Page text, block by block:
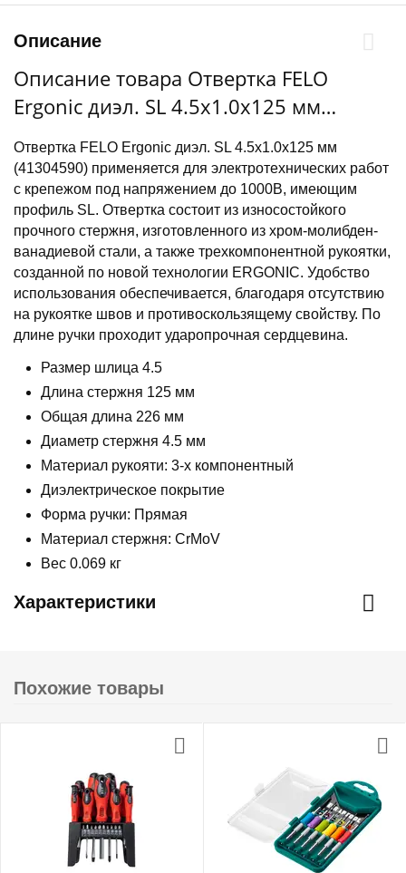
Описание
Описание товара Отвертка FELO
Ergonic диэл. SL 4.5х1.0х125 мм
(41304590)
Отвертка FELO Ergonic диэл. SL 4.5х1.0х125 мм
(41304590) применяется для электротехнических работ
с крепежом под напряжением до 1000В, имеющим
профиль SL. Отвертка состоит из износостойкого
прочного стержня, изготовленного из хром-молибден-
ванадиевой стали, а также трехкомпонентной рукоятки,
созданной по новой технологии ERGONIC. Удобство
использования обеспечивается, благодаря отсутствию
на рукоятке швов и противоскользящему свойству. По
длине ручки проходит ударопрочная сердцевина.
Размер шлица 4.5
Длина стержня 125 мм
Общая длина 226 мм
Диаметр стержня 4.5 мм
Материал рукояти: 3-х компонентный
Диэлектрическое покрытие
Форма ручки: Прямая
Материал стержня: CrMoV
Вес 0.069 кг
Характеристики
Похожие товары